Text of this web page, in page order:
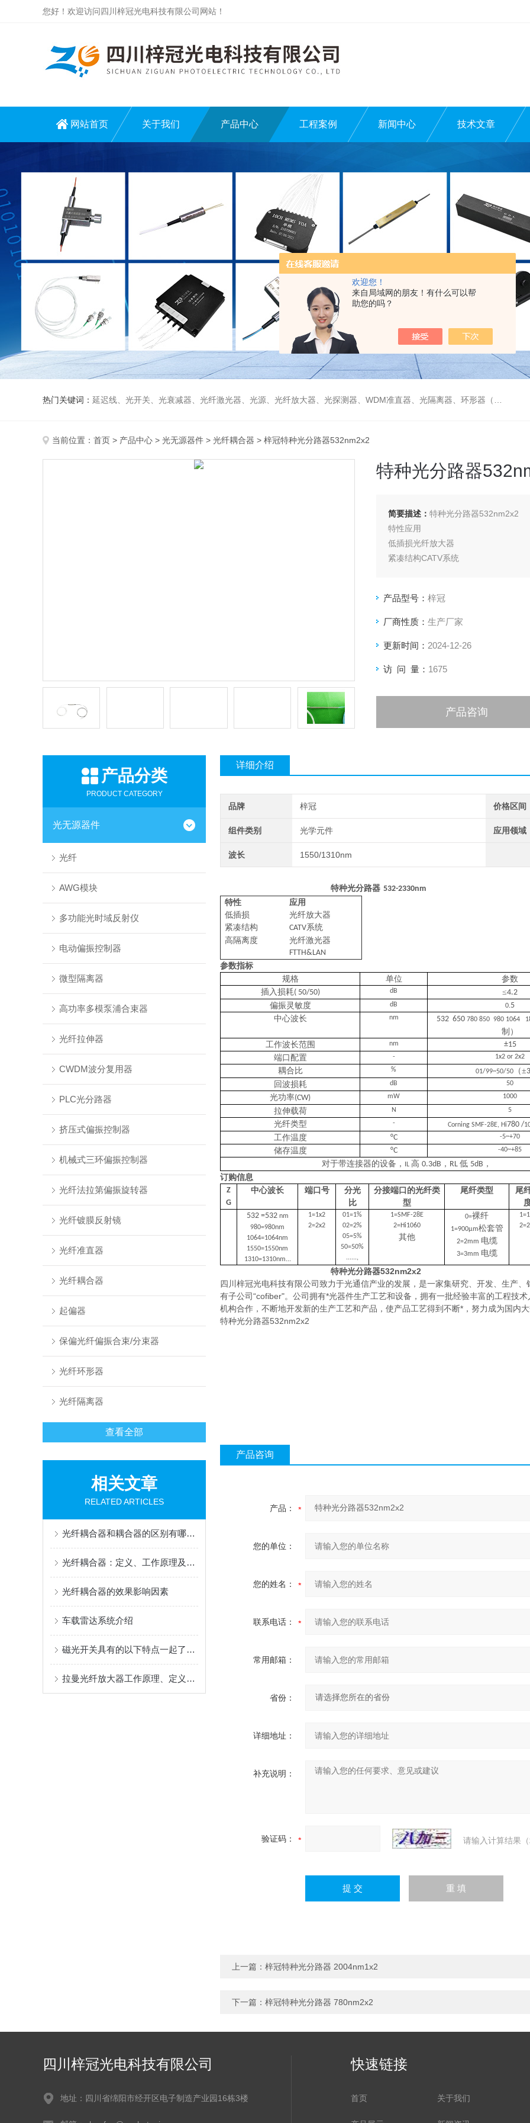
欢迎您！
来自局域网的朋友！有什么可以帮
助您的吗？
您好！欢迎访问四川梓冠光电科技有限公司网站！
网站首页 关于我们 产品中心 工程案例 新闻中心 技术文章
热门关键词： 延迟线、光开关、光衰减器、光纤激光器、光源、光纤放大器、光探测器、WDM准直器、光隔离器、环形器（三端口、四端口）、偏振分束器/合束器、起偏器、耦合器、单纤/双纤准直器、激光准直器、光纤反射镜、光纤旋转器、偏振控制器（三环、挤压式）、光栅、波分复用器（CWDM/DWDM）等
当前位置： 首页 > 产品中心 > 光无源器件 > 光纤耦合器 > 梓冠特种光分路器532nm2x2
特种光分路器
简要描述： 特种光分路器532nm2x2
特性应用
低插损光纤放大器
紧凑结构CATV系统
产品型号： 梓冠
厂商性质： 生产厂家
更新时间： 2024-12-26
访 问 量： 1675
产品咨询
产品分类
PRODUCT CATEGORY
光无源器件
光纤
AWG模块
多功能光时域反射仪
电动偏振控制器
微型隔离器
高功率多模泵浦合束器
光纤拉伸器
CWDM波分复用器
PLC光分路器
挤压式偏振控制器
机械式三环偏振控制器
光纤法拉第偏振旋转器
光纤镀膜反射镜
光纤准直器
光纤耦合器
起偏器
保偏光纤偏振合束/分束器
光纤环形器
光纤隔离器
查看全部
相关文章
RELATED ARTICLES
光纤耦合器和耦合器的区别有哪些？
光纤耦合器：定义、工作原理及广泛应用
光纤耦合器的效果影响因素
车载雷达系统介绍
磁光开关具有的以下特点一起了解下
拉曼光纤放大器工作原理、定义、分类、特点及应用领域分析
详细介绍
品牌 梓冠 价格区间
组件类别 光学元件 应用领域
波长 1550/1310nm
特种光分路器 532-2330nm
特性
应用
低插损
光纤放大器
紧凑结构
CATV系统
高隔离度
光纤激光器
FTTH&LAN
参数指标
规格
单位
参数
插入损耗( 50/50) dB ≤4.2
偏振灵敏度
dB 0.5
中心波长
nm 532 650 780 850 980 1064
制）
工作波长范围
nm ±15
端口配置
- 1x2 or 2x2
耦合比 % 01/99~50/50（±
回波损耗
dB 50
光功率(CW) mW 1000
拉伸载荷 N 5
光纤类型 - Corning SMF-28E, Hi780 /
工作温度 °C -5~+70
储存温度 °C -40~+85
对于带连接器的设备， IL 高 0.3dB ， RL 低 5dB ，
订购信息
Z
G
中心波长 端口号
分光
比
分接端口的光纤类
型
尾纤类型
尾
532 =532 nm
980=980nm
1064=1064nm
1550=1550nm
1310=1310nm...
1=1x2
2=2x2
01=1%
02=2%
05=5%
50=50%
......,
1=SMF-28E
2=Hi1060
其他
0=裸纤
1=900μm松套管
2=2mm 电缆
3=3mm 电缆
特种光分路器532nm2x2
四川梓冠光电科技有限公司致力于光通信产业的发展，是一家集研究、开发、生产
有子公司“cofiber"。公司拥有*光器件生产工艺和设备，拥有一批经验丰富的工程技
机构合作，不断地开发新的生产工艺和产品，使产品工艺得到不断*，努力成为国内
特种光分路器532nm2x2
产品咨询
产品：
您的单位：
您的姓名：
联系电话：
常用邮箱：
省份：
详细地址：
补充说明：
验证码： 请输入计算结果
上一篇： 梓冠特种光分路器 2004nm1x2
下一篇： 梓冠特种光分路器 780nm2x2
四川梓冠光电科技有限公司
地址：四川省绵阳市经开区电子制造产业园16栋3楼
快速链接
首页 关于我们